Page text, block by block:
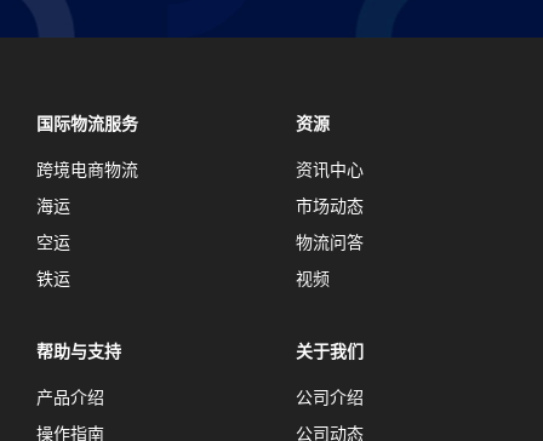
国际物流服务
跨境电商物流
海运
空运
铁运
资源
资讯中心
市场动态
物流问答
视频
帮助与支持
产品介绍
操作指南
关于我们
公司介绍
公司动态